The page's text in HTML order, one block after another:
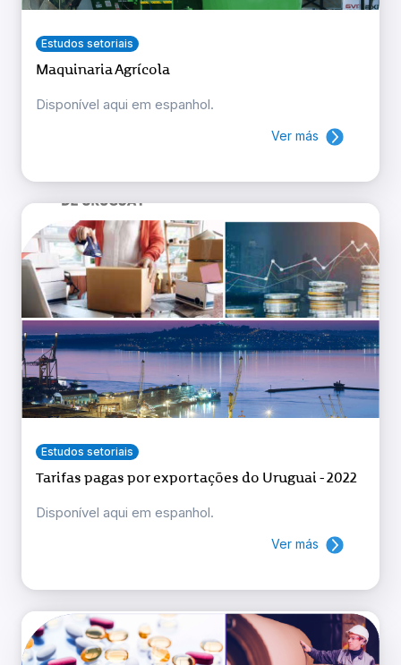
Estudos setoriais
Maquinaria Agrícola
Disponível aqui em espanhol.
Ver más
Estudos setoriais
Tarifas pagas por exportações do Uruguai - 2022
Disponível aqui em espanhol.
Ver más